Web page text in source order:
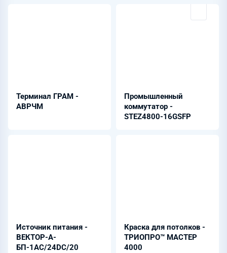
Терминал ГРАМ -
АВРЧМ
Промышленный
коммутатор -
STEZ4800-16GSFP
Источник питания -
ВЕКТОР-А-
БП-1AC/24DC/20
Краска для потолков -
ТРИОПРО™ МАСТЕР
4000